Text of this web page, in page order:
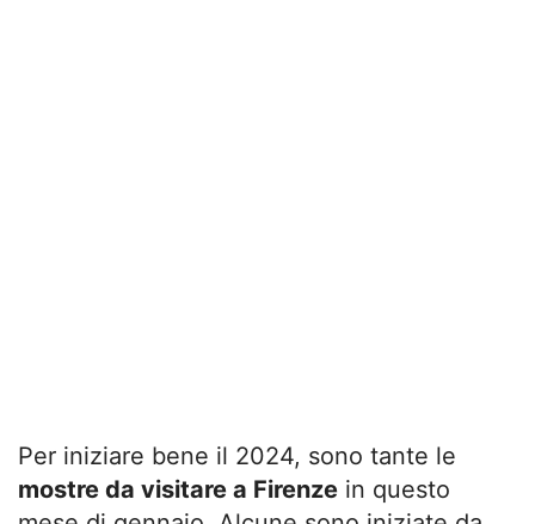
Per iniziare bene il 2024, sono tante le
mostre da visitare a Firenze in questo